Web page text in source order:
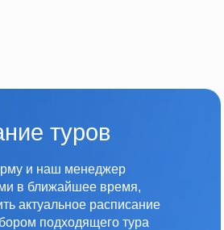
туров
и наш менеджер
в ближайшее время,
актуальное расписание
подходящего тура